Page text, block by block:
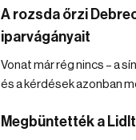
A rozsda őrzi
iparvágányait
Vonat már rég nincs – a
és a kérdések azonban
Megbüntették a Lidlt